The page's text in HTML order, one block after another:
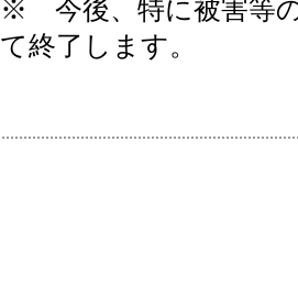
※ 今後、特に被害等
て終了します。